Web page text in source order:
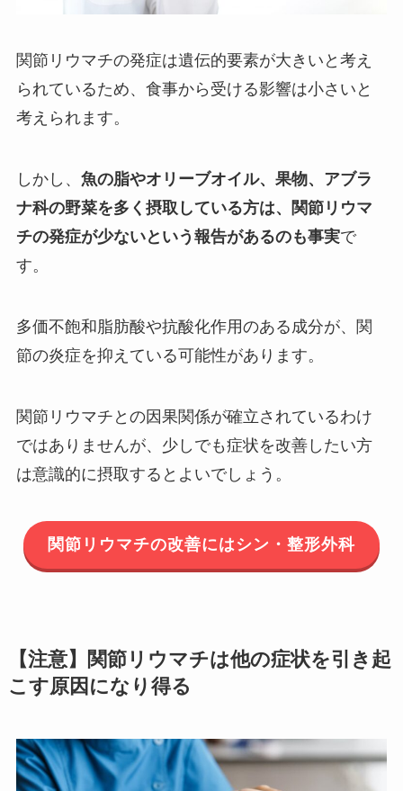
関節リウマチの発症は遺伝的要素が大きいと考え
られているため、食事から受ける影響は小さいと
考えられます。
しかし、 魚の脂やオリーブオイル、果物、アブラ
ナ科の野菜を多く摂取している方は、関節リウマ
チの発症が少ないという報告があるのも事実で
す。
多価不飽和脂肪酸や抗酸化作用のある成分が、関
節の炎症を抑えている可能性があります。
関節リウマチとの因果関係が確立されているわけ
ではありませんが、少しでも症状を改善したい方
は意識的に摂取するとよいでしょう。
関節リウマチの改善にはシン・整形外科
【注意】関節リウマチは他の症状を引き起
こす原因になり得る